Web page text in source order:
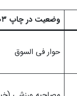
وضعیت در چاپ ۱۴۰۳
حوار في السوق